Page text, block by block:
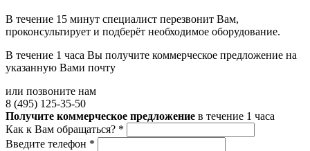
В течение 15 минут специалист перезвонит Вам,
проконсультирует и подберёт необходимое оборудование.
В течение 1 часа Вы получите коммерческое предложение на
указанную Вами почту
или позвоните нам
8 (495) 125-35-50
Получите коммерческое предложение в течение 1 часа
Как к Вам обращаться? *
Введите телефон *